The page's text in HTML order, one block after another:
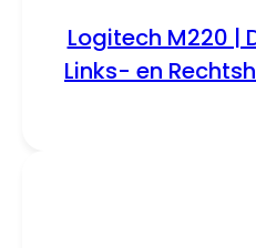
Logitech M220 |
Links- en